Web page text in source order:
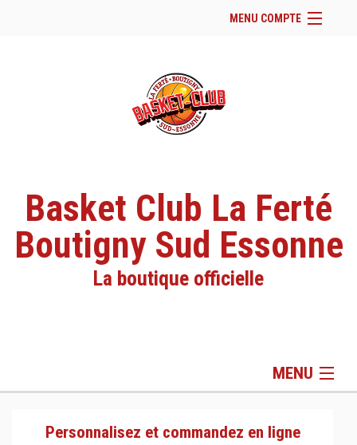
MENU COMPTE
Site Web du club
Facebook
Se connecter
Basket Club La Ferté
Boutigny Sud Essonne
La boutique officielle
MENU
Sweats & Joggings
Personnalisez et commandez en ligne